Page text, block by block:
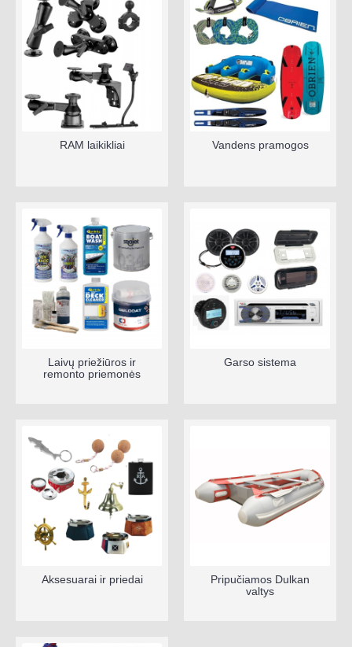
RAM laikikliai Vandens pramogos
Laivų priežiūros ir
remonto priemonės
Garso sistema
Aksesuarai ir priedai
Pripučiamos Dulkan
valtys